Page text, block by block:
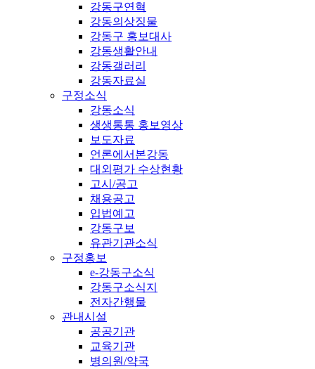
강동구연혁
강동의상징물
강동구 홍보대사
강동생활안내
강동갤러리
강동자료실
구정소식
강동소식
생생통통 홍보영상
보도자료
언론에서본강동
대외평가 수상현황
고시/공고
채용공고
입법예고
강동구보
유관기관소식
구정홍보
e-강동구소식
강동구소식지
전자간행물
관내시설
공공기관
교육기관
병의원/약국